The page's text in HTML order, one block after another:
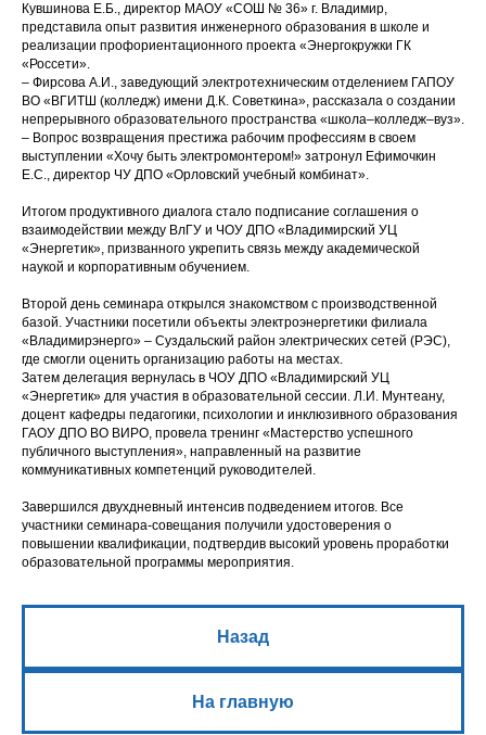
Кувшинова Е.Б., директор МАОУ «СОШ № 36» г. Владимир,
представила опыт развития инженерного образования в школе и
реализации профориентационного проекта «Энергокружки ГК
«Россети».
– Фирсова А.И., заведующий электротехническим отделением ГАПОУ
ВО «ВГИТШ (колледж) имени Д.К. Советкина», рассказала о создании
непрерывного образовательного пространства «школа–колледж–вуз».
– Вопрос возвращения престижа рабочим профессиям в своем
выступлении «Хочу быть электромонтером!» затронул Ефимочкин
Е.С., директор ЧУ ДПО «Орловский учебный комбинат».
Итогом продуктивного диалога стало подписание соглашения о
взаимодействии между ВлГУ и ЧОУ ДПО «Владимирский УЦ
«Энергетик», призванного укрепить связь между академической
наукой и корпоративным обучением.
Второй день семинара открылся знакомством с производственной
базой. Участники посетили объекты электроэнергетики филиала
«Владимирэнерго» – Суздальский район электрических сетей (РЭС),
где смогли оценить организацию работы на местах.
Затем делегация вернулась в ЧОУ ДПО «Владимирский УЦ
«Энергетик» для участия в образовательной сессии. Л.И. Мунтеану,
доцент кафедры педагогики, психологии и инклюзивного образования
ГАОУ ДПО ВО ВИРО, провела тренинг «Мастерство успешного
публичного выступления», направленный на развитие
коммуникативных компетенций руководителей.
Завершился двухдневный интенсив подведением итогов. Все
участники семинара-совещания получили удостоверения о
повышении квалификации, подтвердив высокий уровень проработки
образовательной программы мероприятия.
Назад
На главную